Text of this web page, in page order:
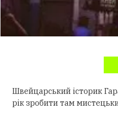
Швейцарський історик
рік зробити там